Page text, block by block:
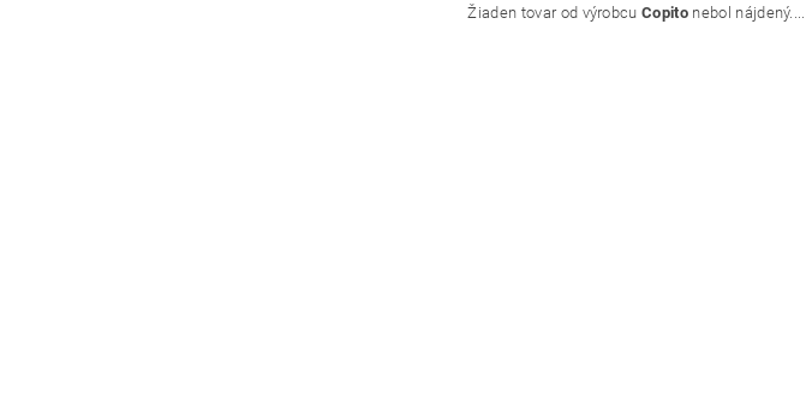
Žiaden tovar od výrobcuCopito nebol nájdený....